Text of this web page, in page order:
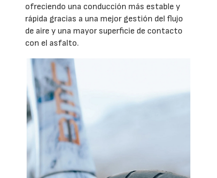
ofreciendo una conducción más estable y
rápida gracias a una mejor gestión del flujo
de aire y una mayor superficie de contacto
con el asfalto.